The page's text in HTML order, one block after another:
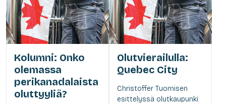
Kolumni: Onko
olemassa
perikanadalaista
oluttyyliä?
Olutvierailulla:
Quebec City
Christoffer Tuomisen
esittelyssä olutkaupunki